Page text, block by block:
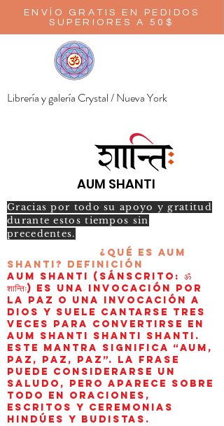
ENVÍO GRATIS EN PEDIDOS
SUPERIORES A 50$
Librería y galería Crystal / Nueva York
AUM SHANTI
Gracias por todo su apoyo y gratitud
durante estos tiempos sin
precedentes.
¿Qué es AUM
Shanti? Definición
AUM Shanti (sánscrito: ॐ
शान्तिः) es una invocación por
la paz o una invocación a
Dios y suele cantarse tres
veces para convertirse en
aum shanti shanti shanti.
Este mantra significa “AUM,
paz, paz, paz”. La frase
puede considerarse un
saludo, pero aparece sobre
todo en oraciones,
escritos y ceremonias
hindúes y budistas.